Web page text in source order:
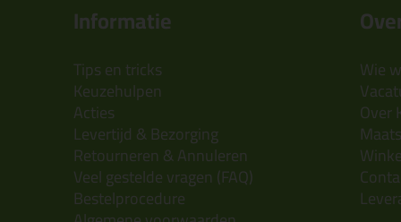
Informatie
Tips en tricks
Keuzehulpen
Acties
Levertijd & Bezorging
Retourneren & Annuleren
Veel gestelde vragen (FAQ)
Bestelprocedure
Wie
Over